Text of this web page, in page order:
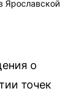
Ярославской
о
точек